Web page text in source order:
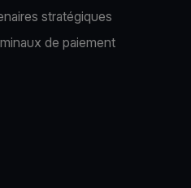
stratégiques
de paiement